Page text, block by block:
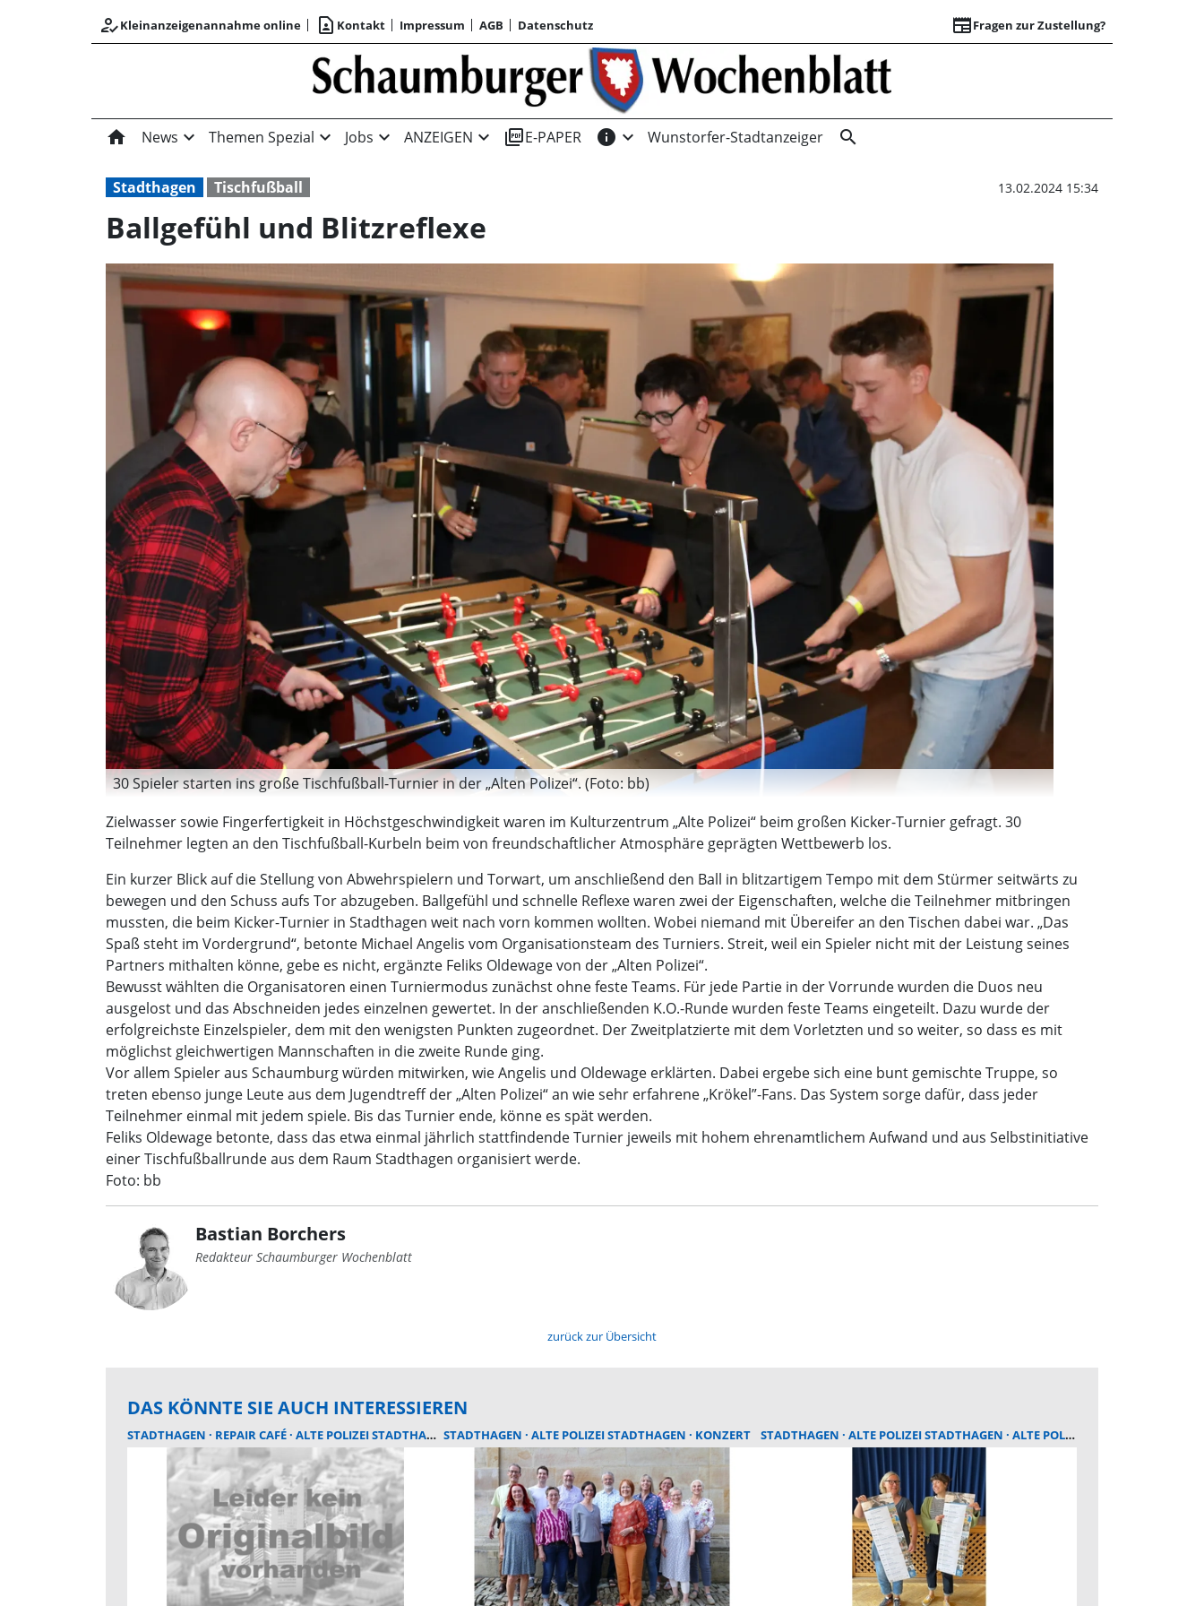
how_to_regKleinanzeigenannahme online contact_page Kontakt Impressum AGB Datenschutz newspaperFragen zur Zustellung?
Ballgefühl und
home News expand_more Themen Spezial expand_more Jobs expand_more ANZEIGEN expand_more picture_as_pdfE-PAPER info expand_more Wunstorfer-Stadtanzeiger search
Stadthagen Tischfußball 13.02.2024 15:34
Ballgefühl und Blitzreflexe
30 Spieler starten ins große Tischfußball-Turnier in der „Alten Polizei“. (Foto: bb)
Zielwasser sowie Fingerfertigkeit in Höchstgeschwindigkeit waren im Kulturzentrum „Alte Polizei“ beim großen Kicker-Turnier gefragt. 30
Teilnehmer legten an den Tischfußball-Kurbeln beim von freundschaftlicher Atmosphäre geprägten Wettbewerb los.
Ein kurzer Blick auf die Stellung von Abwehrspielern und Torwart, um anschließend den Ball in blitzartigem Tempo mit dem Stürmer seitwärts zu
bewegen und den Schuss aufs Tor abzugeben. Ballgefühl und schnelle Reflexe waren zwei der Eigenschaften, welche die Teilnehmer mitbringen
mussten, die beim Kicker-Turnier in Stadthagen weit nach vorn kommen wollten. Wobei niemand mit Übereifer an den Tischen dabei war. „Das
Spaß steht im Vordergrund“, betonte Michael Angelis vom Organisationsteam des Turniers. Streit, weil ein Spieler nicht mit der Leistung seines
Partners mithalten könne, gebe es nicht, ergänzte Feliks Oldewage von der „Alten Polizei“.
Bewusst wählten die Organisatoren einen Turniermodus zunächst ohne feste Teams. Für jede Partie in der Vorrunde wurden die Duos neu
ausgelost und das Abschneiden jedes einzelnen gewertet. In der anschließenden K.O.-Runde wurden feste Teams eingeteilt. Dazu wurde der
erfolgreichste Einzelspieler, dem mit den wenigsten Punkten zugeordnet. Der Zweitplatzierte mit dem Vorletzten und so weiter, so dass es mit
möglichst gleichwertigen Mannschaften in die zweite Runde ging.
Vor allem Spieler aus Schaumburg würden mitwirken, wie Angelis und Oldewage erklärten. Dabei ergebe sich eine bunt gemischte Truppe, so
treten ebenso junge Leute aus dem Jugendtreff der „Alten Polizei“ an wie sehr erfahrene „Krökel”-Fans. Das System sorge dafür, dass jeder
Teilnehmer einmal mit jedem spiele. Bis das Turnier ende, könne es spät werden.
Feliks Oldewage betonte, dass das etwa einmal jährlich stattfindende Turnier jeweils mit hohem ehrenamtlichem Aufwand und aus Selbstinitiative
einer Tischfußballrunde aus dem Raum Stadthagen organisiert werde.
Foto: bb
Bastian Borchers
Redakteur Schaumburger Wochenblatt
zurück zur Übersicht
DAS KÖNNTE SIE AUCH INTERESSIEREN
STADTHAGEN REPAIR CAFÉ ALTE POLIZEI STADTHAGEN STADTHAGEN ALTE POLIZEI STADTHAGEN KONZERT STADTHAGEN ALTE POLIZEI STADTHAGEN ALTE POLIZEI